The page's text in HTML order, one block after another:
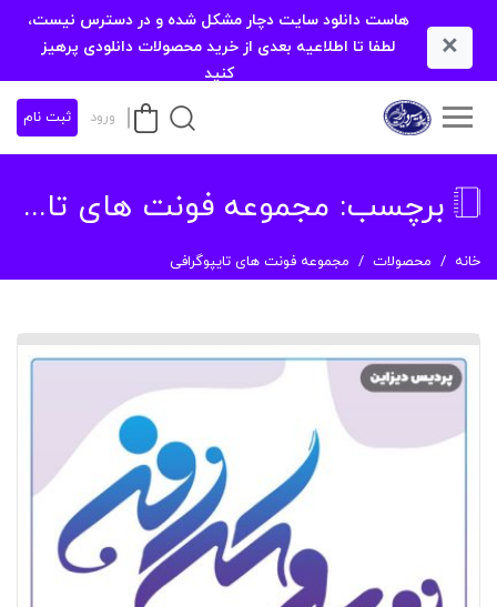
×
هاست دانلود سایت دچار مشکل شده و در دسترس نیست،
لطفا تا اطلاعیه بعدی از خرید محصولات دانلودی پرهیز
کنید
ورود ثبت نام
برچسب: مجموعه فونت های تایپوگرافی
خانه محصولات مجموعه فونت های تایپوگرافی